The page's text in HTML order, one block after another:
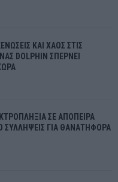
ΚΑΙ ΧΑΟΣ ΣΤΙΣ
DOLPHIN ΣΠΕΡΝΕΙ
ΣΕ ΑΠΟΠΕΙΡΑ
ΣΥΛΛΗΨΕΙΣ ΓΙΑ ΘΑΝΑΤΗΦΟΡΑ